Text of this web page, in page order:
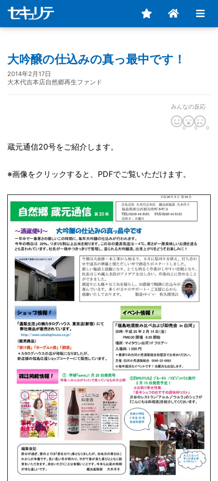
大吟醸の仕込みの真っ最中です！
2014年2月17日
大木代吉本店自然郷再生ファンド
みんなの反応
0 0 0
蔵元通信20号をご紹介します。
※画像をクリックすると、PDFでご覧いただけます。